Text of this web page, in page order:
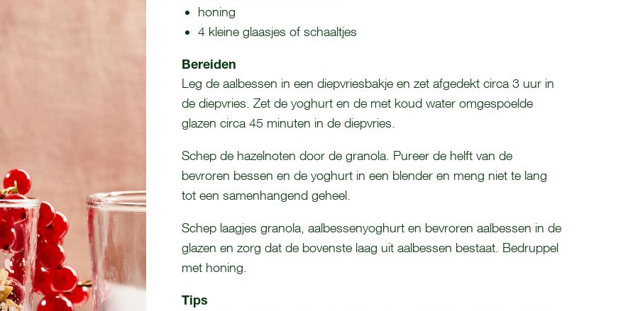
honing
4 kleine glaasjes of schaaltjes
Bereiden
Leg de aalbessen in een diepvriesbakje en zet afgedekt circa 3 uur in
de diepvries. Zet de yoghurt en de met koud water omgespoelde
glazen circa 45 minuten in de diepvries.
Schep de hazelnoten door de granola. Pureer de helft van de
bevroren bessen en de yoghurt in een blender en meng niet te lang
tot een samenhangend geheel.
Schep laagjes granola, aalbessenyoghurt en bevroren aalbessen in de
glazen en zorg dat de bovenste laag uit aalbessen bestaat. Bedruppel
met honing.
Tips